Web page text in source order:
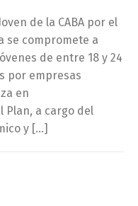
de la CABA por el
se compromete a
de entre 18 y 24
por empresas
en
Plan, a cargo del
y […]